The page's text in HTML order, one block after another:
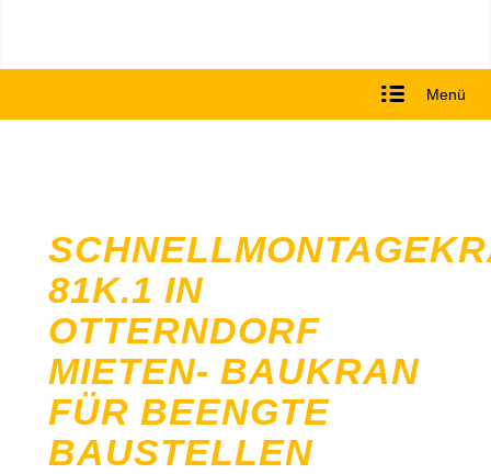
Menü
81K.1 IN
OTTERNDORF
MIETEN- BAUKRAN
FÜR BEENGTE
BAUSTELLEN